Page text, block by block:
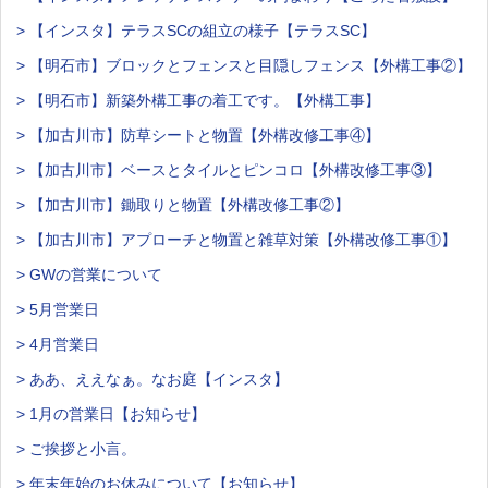
> 【インスタ】テラスSCの組立の様子【テラスSC】
> 【明石市】ブロックとフェンスと目隠しフェンス【外構工事②】
> 【明石市】新築外構工事の着工です。【外構工事】
> 【加古川市】防草シートと物置【外構改修工事④】
> 【加古川市】ベースとタイルとピンコロ【外構改修工事③】
> 【加古川市】鋤取りと物置【外構改修工事②】
> 【加古川市】アプローチと物置と雑草対策【外構改修工事①】
> GWの営業について
> 5月営業日
> 4月営業日
> ああ、ええなぁ。なお庭【インスタ】
> 1月の営業日【お知らせ】
> ご挨拶と小言。
> 年末年始のお休みについて【お知らせ】